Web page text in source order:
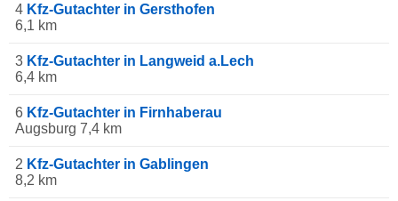
4 Kfz-Gutachter in Gersthofen
6,1 km
3 Kfz-Gutachter in Langweid a.Lech
6,4 km
6 Kfz-Gutachter in Firnhaberau
Augsburg 7,4 km
2 Kfz-Gutachter in Gablingen
8,2 km